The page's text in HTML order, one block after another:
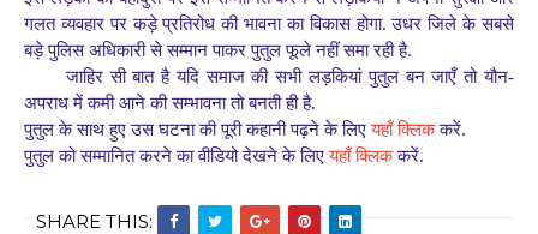
गलत व्यवहार पर कड़े प्रतिरोध की भावना का विकास होगा. उधर जिले के सबसे
बड़े पुलिस अधिकारी से सम्मान पाकर पुतुल फूले नहीं समा रही है.
जाहिर सी बात है यदि समाज की सभी लड़कियां पुतुल बन जाएँ तो यौन-
अपराध में कमी आने की सम्भावना तो बनती ही है.
पुतुल के साथ हुए उस घटना की पूरी कहानी पढ़ने के लिएयहाँ क्लिककरें.
पुतुल को सम्मानित करने का वीडियो देखने के लिएयहाँ क्लिककरें.
SHARE THIS: